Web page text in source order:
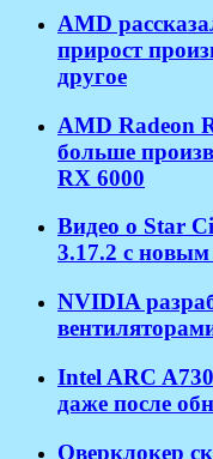
AMD
прирост
другое
AMD Radeon
больше
RX 6000
Видео о Star
3.17.2 с
NVIDIA
Intel ARC
даже после
Оверклокер